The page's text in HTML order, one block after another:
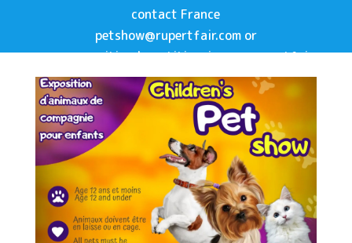
contact France
petshow@rupertfair.com or
expositiondespetitisanimaux@rupertfair.com